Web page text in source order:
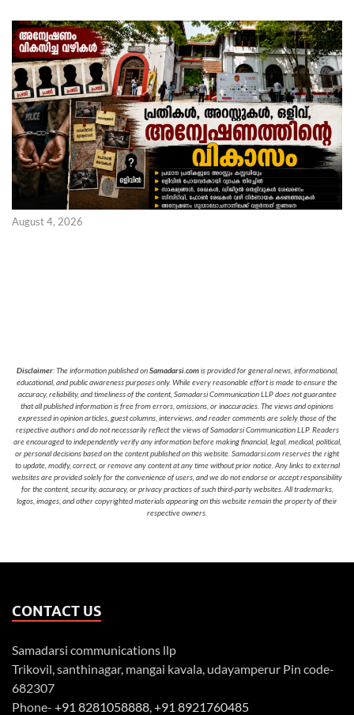
August 4, 2026
Disclaimer: The information published onSamadarsi.comis provided for general news, informational,
educational, and public awareness purposes only. While every reasonable effort is made to ensure the
accuracy, reliability, and timeliness of the content, Samadarsi Communication LLP does not guarantee
that all published information is free from errors, omissions, or inaccuracies. The views and opinions
expressed in opinion articles, guest columns, interviews, and reader comments are solely those of the
respective authors and do not necessarily reflect the views of Samadarsi Communication LLP. Readers
are encouraged to independently verify any information before making financial, legal, medical, political,
or personal decisions based on the content published on this website. Samadarsi.com reserves the right
to update, modify, correct, or remove any content at any time without prior notice. Any links to external
websites are provided solely for the convenience of users, and we do not endorse or accept responsibility
for the content, security, accuracy, or privacy practices of such third-party websites. All trademarks,
logos, images, and other copyrighted materials appearing on this website remain the property of their
respective owners.
CONTACT US
Samadarsi communications llp
Trikovil, santhinagar, mangai kavala, udayamperur Pin code-
682307
Phone- +91 8281058888,+91 8921760485